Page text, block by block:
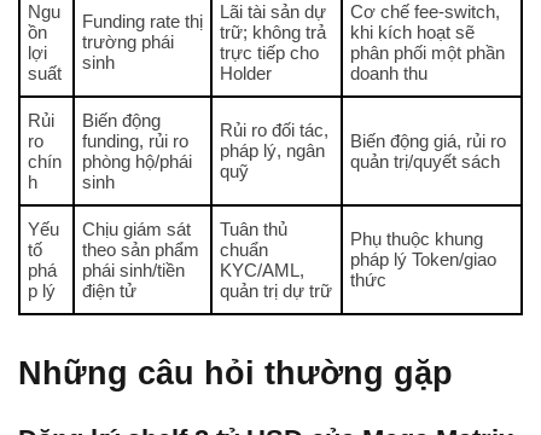
Ngu
ồn
lợi
suất
Funding rate thị
trường phái
sinh
Lãi tài sản dự
trữ; không trả
trực tiếp cho
Holder
Cơ chế fee-switch,
khi kích hoạt sẽ
phân phối một phần
doanh thu
Rủi
ro
chín
h
Biến động
funding, rủi ro
phòng hộ/phái
sinh
Rủi ro đối tác,
pháp lý, ngân
quỹ
Biến động giá, rủi ro
quản trị/quyết sách
Yếu
tố
phá
p lý
Chịu giám sát
theo sản phẩm
phái sinh/tiền
điện tử
Tuân thủ
chuẩn
KYC/AML,
quản trị dự trữ
Phụ thuộc khung
pháp lý Token/giao
thức
Những câu hỏi thường gặp